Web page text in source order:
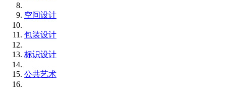
空间设计
包装设计
标识设计
公共艺术